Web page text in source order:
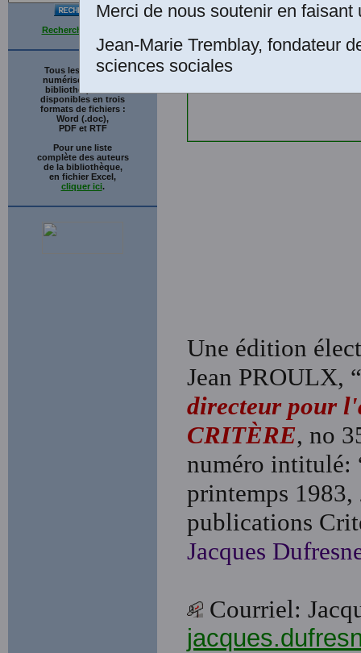
Recherche avancée
Tous les ouvrages
numérisés de cette
bibliothèque sont
disponibles en trois
formats de fichiers :
Word (.doc),
PDF et RTF
Pour une liste
complète des auteurs
de la bibliothèque,
en fichier Excel,
cliquer ici.
Une édition
Jean PROULX, “
directeur pour
CRITÈRE, no
numéro intitulé:
printemps
publications
Jacques
Courriel:
Merci de nous soutenir en faisant
Jean-Marie Tremblay, fondateur
sciences sociales